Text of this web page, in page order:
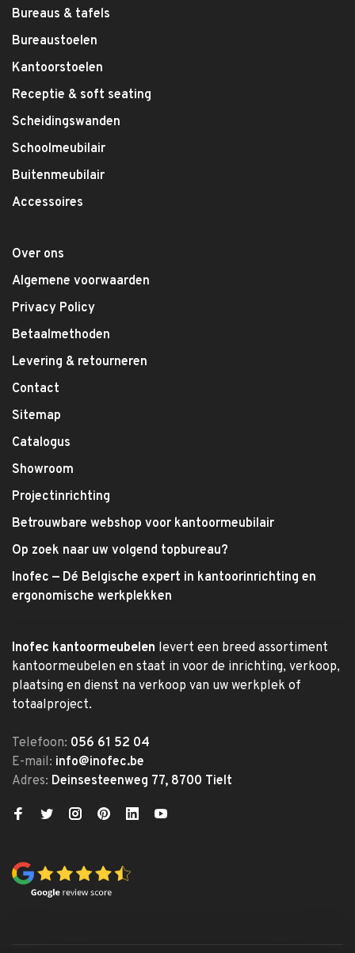
Bureaus & tafels
Bureaustoelen
Kantoorstoelen
Receptie & soft seating
Scheidingswanden
Schoolmeubilair
Buitenmeubilair
Accessoires
Over ons
Algemene voorwaarden
Privacy Policy
Betaalmethoden
Levering & retourneren
Contact
Sitemap
Catalogus
Showroom
Projectinrichting
Betrouwbare webshop voor kantoormeubilair
Op zoek naar uw volgend topbureau?
Inofec — Dé Belgische expert in kantoorinrichting en
ergonomische werkplekken
Inofec kantoormeubelen levert een breed assortiment
kantoormeubelen en staat in voor de inrichting, verkoop,
plaatsing en dienst na verkoop van uw werkplek of
totaalproject.
Telefoon: 056 61 52 04
E-mail: info@inofec.be
Adres: Deinsesteenweg 77, 8700 Tielt